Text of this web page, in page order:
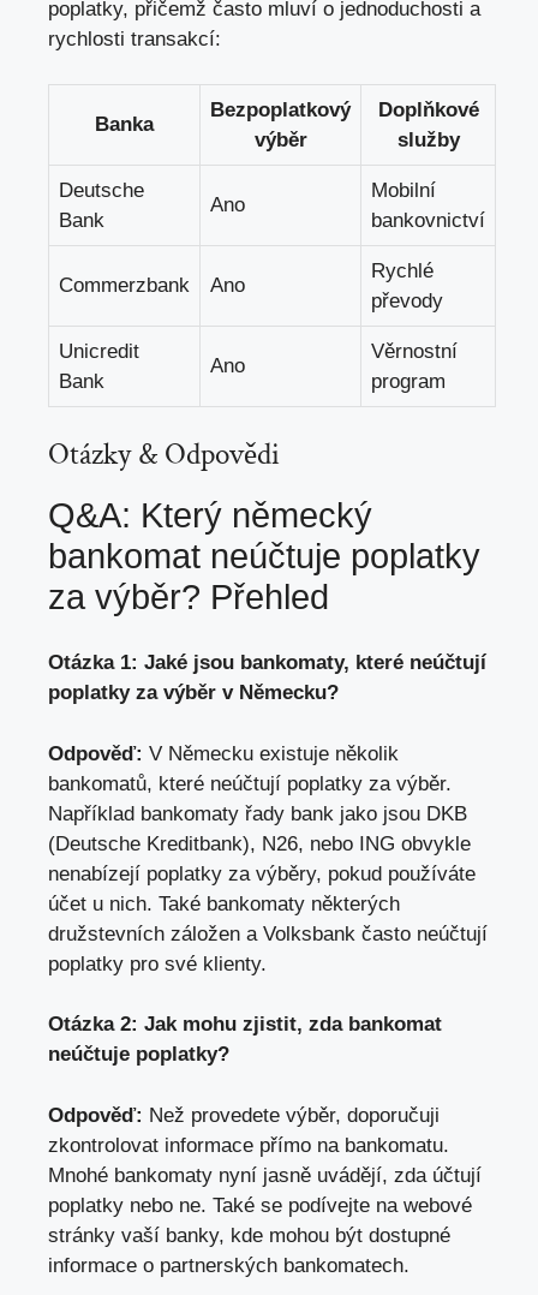
poplatky, přičemž často mluví o jednoduchosti a
rychlosti transakcí:
Banka
Bezpoplatkový
výběr
Doplňkové
služby
Deutsche
Bank
Ano
Mobilní
bankovnictví
Commerzbank Ano
Rychlé
převody
Unicredit
Bank
Ano
Věrnostní
program
Otázky & Odpovědi
Q&A: Který německý
bankomat neúčtuje poplatky
za výběr? Přehled
Otázka 1: Jaké jsou bankomaty, které neúčtují
poplatky za výběr v Německu?
Odpověď: V Německu existuje několik
bankomatů, které neúčtují poplatky za výběr.
Například bankomaty řady bank jako jsou DKB
(Deutsche Kreditbank), N26, nebo ING obvykle
nenabízejí poplatky za výběry, pokud používáte
účet u nich. Také bankomaty některých
družstevních záložen a Volksbank často neúčtují
poplatky pro své klienty.
Otázka 2: Jak mohu zjistit, zda bankomat
neúčtuje poplatky?
Odpověď: Než provedete výběr, doporučuji
zkontrolovat informace přímo na bankomatu.
Mnohé bankomaty nyní jasně uvádějí, zda účtují
poplatky nebo ne. Také se podívejte na webové
stránky vaší banky, kde mohou být dostupné
informace o partnerských bankomatech.